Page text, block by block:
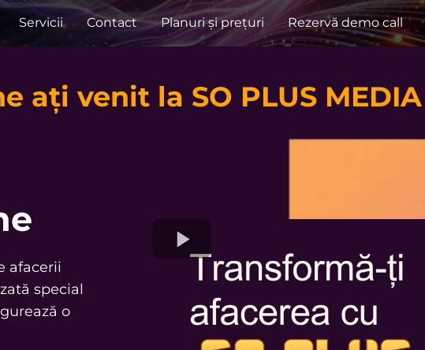
Servicii Contact Planuri și prețuri Rezervă demo call
ați venit la SO PLUS MEDIA
afacerii
special
o